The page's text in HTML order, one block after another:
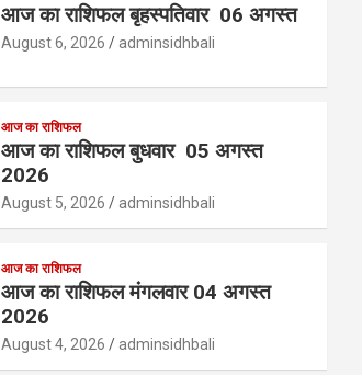
आज का राशिफल बृहस्पतिवार 06 अगस्त
August 6, 2026 adminsidhbali
आज का राशिफल
आज का राशिफल बुधवार 05 अगस्त
2026
August 5, 2026 adminsidhbali
आज का राशिफल
आज का राशिफल मंगलवार 04 अगस्त
2026
August 4, 2026 adminsidhbali